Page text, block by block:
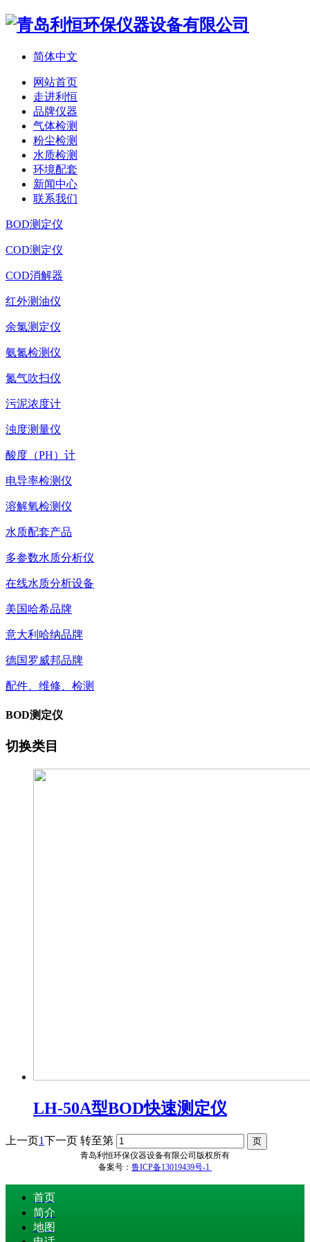
简体中文
网站首页
走进利恒
品牌仪器
气体检测
粉尘检测
水质检测
环境配套
新闻中心
联系我们
BOD测定仪
COD测定仪
COD消解器
红外测油仪
余氯测定仪
氨氮检测仪
氮气吹扫仪
污泥浓度计
浊度测量仪
酸度（PH）计
电导率检测仪
溶解氧检测仪
水质配套产品
多参数水质分析仪
在线水质分析设备
美国哈希品牌
意大利哈纳品牌
德国罗威邦品牌
配件、维修、检测
BOD测定仪
切换类目
LH-50A型BOD快速测定仪
上一页1下一页 转至第
青岛利恒环保仪器设备有限公司版权所有
备案号： 鲁ICP备13019439号-1
首页
简介
地图